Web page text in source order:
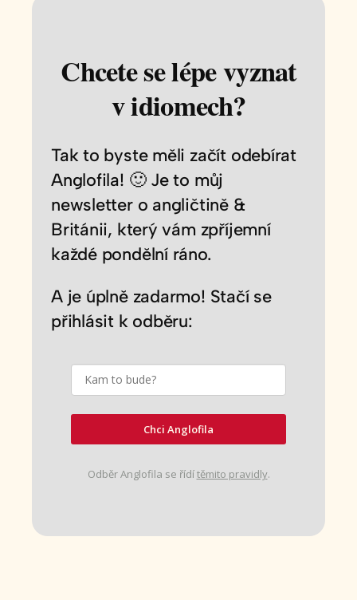
Chcete se lépe vyznat
v idiomech?
Tak to byste měli začít odebírat
Anglofila! 🙂 Je to můj
newsletter o angličtině &
Británii, který vám zpříjemní
každé pondělní ráno.
A je úplně zadarmo! Stačí se
přihlásit k odběru:
Chci Anglofila
Odběr Anglofila se řídítěmito pravidly.